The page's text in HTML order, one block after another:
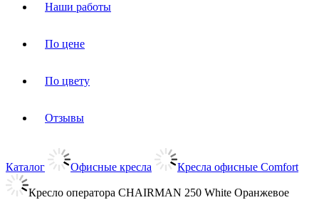
Наши работы
По цене
По цвету
Отзывы
Каталог Офисные кресла Кресла офисные Comfort
Кресло оператора CHAIRMAN 250 White Оранжевое